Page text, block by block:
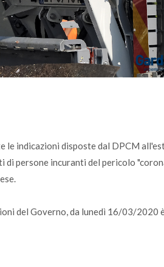
le indicazioni disposte dal DPCM
di persone incuranti del pericolo
del Governo, da lunedì 16/03/2020